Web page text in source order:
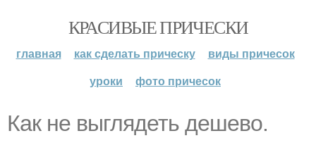
КРАСИВЫЕ ПРИЧЕСКИ
главная как сделать прическу
виды причесок
уроки
фото причесок
Как не выглядеть дешево.